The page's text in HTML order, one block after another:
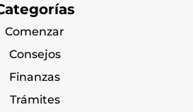
Comenzar
Consejos
Finanzas
Trámites